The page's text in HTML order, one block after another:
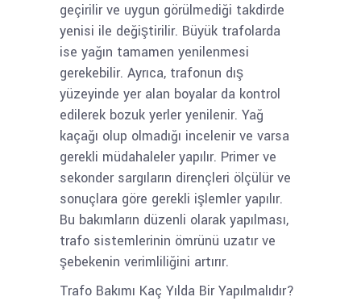
geçirilir ve uygun görülmediği takdirde
yenisi ile değiştirilir. Büyük trafolarda
ise yağın tamamen yenilenmesi
gerekebilir. Ayrıca, trafonun dış
yüzeyinde yer alan boyalar da kontrol
edilerek bozuk yerler yenilenir. Yağ
kaçağı olup olmadığı incelenir ve varsa
gerekli müdahaleler yapılır. Primer ve
sekonder sargıların dirençleri ölçülür ve
sonuçlara göre gerekli işlemler yapılır.
Bu bakımların düzenli olarak yapılması,
trafo sistemlerinin ömrünü uzatır ve
şebekenin verimliliğini artırır.
Trafo Bakımı Kaç Yılda Bir Yapılmalıdır?